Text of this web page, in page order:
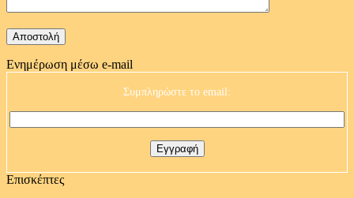
Ενημέρωση μέσω e-mail
Συμπληρώστε το email:
Επισκέπτες